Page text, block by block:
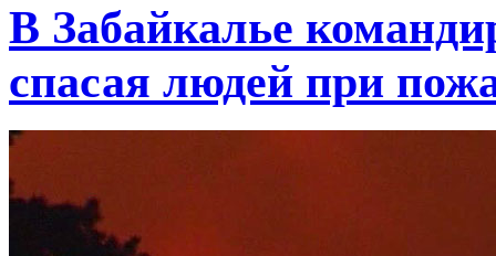
В Забайкалье
спасая людей при